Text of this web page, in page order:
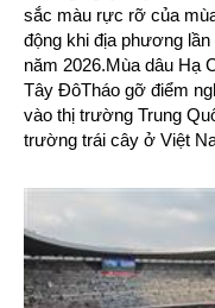
sắc màu rực rỡ của
động khi địa phương
năm 2026.Mùa dâu Hạ
Tây ĐôTháo gỡ điểm
vào thị trường Trung
trường trái cây ở Việt